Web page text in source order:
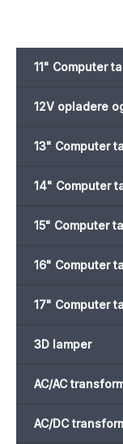
11" Computer
12V opladere
13" Computer
14" Computer
15" Computer
16" Computer
17" Computer
3D lamper
AC/AC
AC/DC